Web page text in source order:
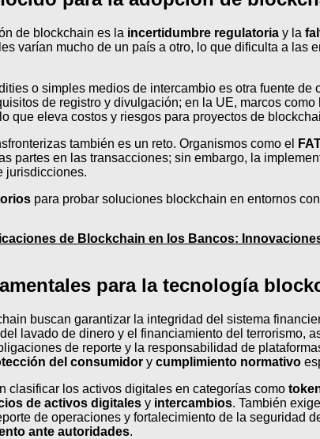
de blockchain es la incertidumbre regulatoria y la
varían mucho de un país a otro, lo que dificulta a las
o simples medios de intercambio es otra fuente de
de registro y divulgación; en la UE, marcos como
que eleva costos y riesgos para proyectos de
también es un reto. Organismos como el
partes en las transacciones; sin embargo, la
jurisdicciones.
para probar soluciones blockchain en entornos
de Blockchain en los Bancos:
para la tecnología
buscan garantizar la integridad del sistema
lavado de dinero y el financiamiento del terrorismo,
de reporte y la responsabilidad de
del consumidor y cumplimiento normativo
clasificar los activos digitales en categorías como
de activos digitales y intercambios. También
de operaciones y fortalecimiento de la seguridad
ante autoridades.